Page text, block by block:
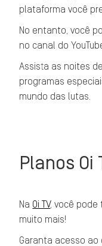
plataforma você
No entanto, você
no canal do
Assista as noites
programas
mundo das lutas.
Planos Oi
Na Oi TV, você pode
muito mais!
Garanta acesso ao